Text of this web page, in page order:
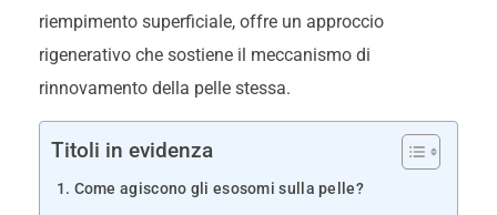
riempimento superficiale, offre un approccio
rigenerativo che sostiene il meccanismo di
rinnovamento della pelle stessa.
Titoli in evidenza
Come agiscono gli esosomi sulla pelle?